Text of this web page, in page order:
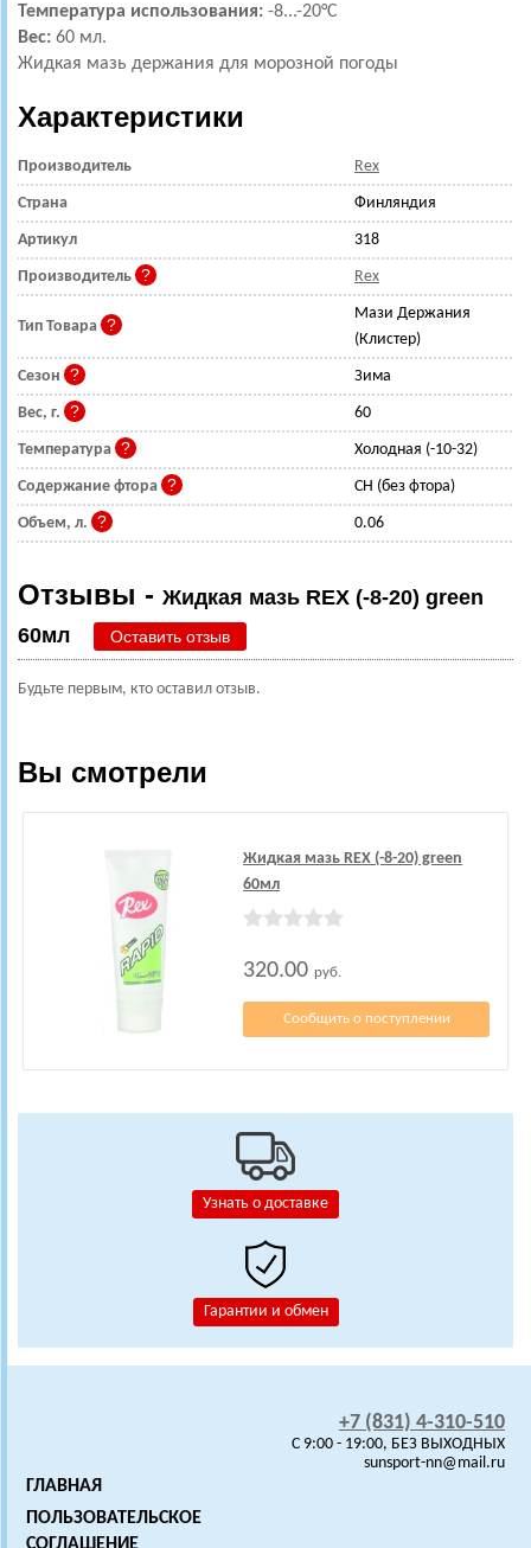
Узнать о доставке
Гарантии и обмен
Температура использования: -8...-20°С
Вес: 60 мл.
Жидкая мазь держания для морозной погоды
Характеристики
Производитель Rex
Страна Финляндия
Артикул 318
Производитель Rex
Тип Товара
Мази Держания
(Клистер)
Сезон Зима
Вес, г. 60
Температура Холодная (-10-32)
Содержание фтора CH (без фтора)
Объем, л. 0.06
Отзывы - Жидкая мазь REX (-8-20) green
60мл
Оставить отзыв
Будьте первым, кто оставил отзыв.
Вы смотрели
Жидкая мазь REX (-8-20) green
60мл
320.00 руб.
Сообщить о поступлении
+7 (831) 4-310-510
C 9:00 - 19:00, БЕЗ ВЫХОДНЫХ
sunsport-nn@mail.ru
ГЛАВНАЯ
ПОЛЬЗОВАТЕЛЬСКОЕ